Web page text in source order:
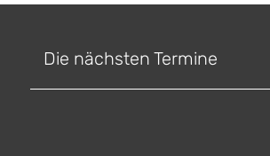
Die nächsten Termine